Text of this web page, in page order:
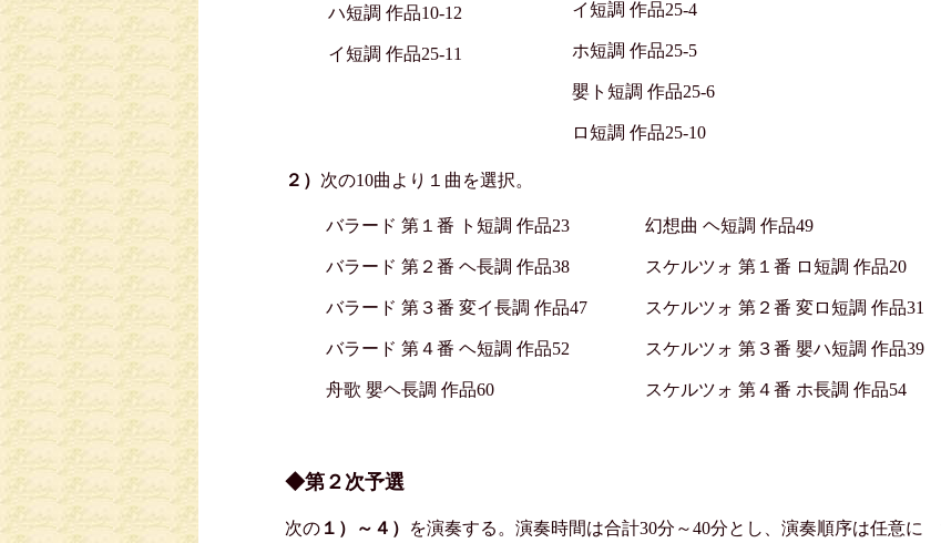
ハ短調 作品10-12
イ短調 作品25-11
イ短調 作品25-4
ホ短調 作品25-5
嬰ト短調 作品25-6
ロ短調 作品25-10
２） 次の10曲より１曲を選択。
バラード 第１番 ト短調 作品23
バラード 第２番 ヘ長調 作品38
バラード 第３番 変イ長調 作品47
バラード 第４番 ヘ短調 作品52
舟歌 嬰ヘ長調 作品60
幻想曲 ヘ短調 作品49
スケルツォ 第１番 ロ短調 作品20
スケルツォ 第２番 変ロ短調 作品31
スケルツォ 第３番 嬰ハ短調 作品39
スケルツォ 第４番 ホ長調 作品54
◆第２次予選
次の １）～４） を演奏する。演奏時間は合計30分～40分とし、演奏順序は任意に